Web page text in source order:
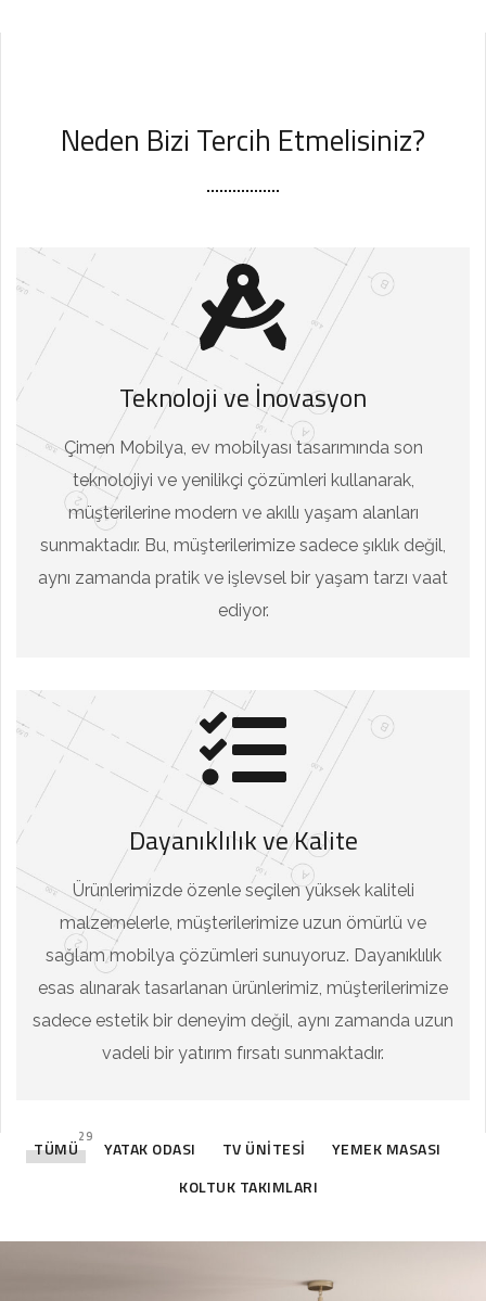
Neden Bizi Tercih Etmelisiniz?
Teknoloji ve İnovasyon
Çimen Mobilya, ev mobilyası tasarımında son
teknolojiyi ve yenilikçi çözümleri kullanarak,
müşterilerine modern ve akıllı yaşam alanları
sunmaktadır. Bu, müşterilerimize sadece şıklık değil,
aynı zamanda pratik ve işlevsel bir yaşam tarzı vaat
ediyor.
Dayanıklılık ve Kalite
Ürünlerimizde özenle seçilen yüksek kaliteli
malzemelerle, müşterilerimize uzun ömürlü ve
sağlam mobilya çözümleri sunuyoruz. Dayanıklılık
esas alınarak tasarlanan ürünlerimiz, müşterilerimize
sadece estetik bir deneyim değil, aynı zamanda uzun
vadeli bir yatırım fırsatı sunmaktadır.
TÜMÜ
29
YATAK ODASI TV ÜNITESI
YEMEK MASASI
KOLTUK TAKIMLARI